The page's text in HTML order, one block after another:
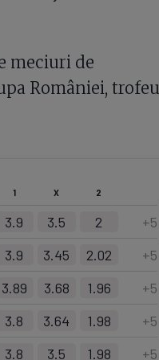
meciuri de
României, trofeu
1 X 2
3.9 3.5 2 +5
3.9
3.45 2.02 +5
3.89
3.68 1.96 +5
3.8
3.64 1.98 +5
3.8
3.5 1.98 +5